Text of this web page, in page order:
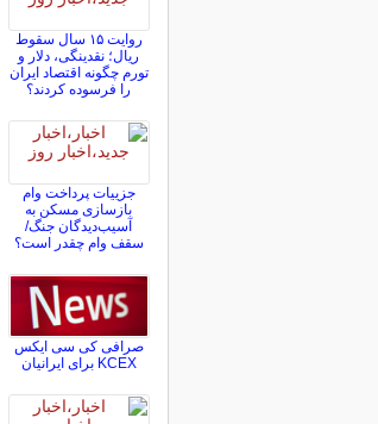
روایت ۱۵ سال سقوط
ریال؛ نقدینگی، دلار و
تورم چگونه اقتصاد ایران
را فرسوده کردند؟
جزییات پرداخت وام
بازسازی مسکن به
آسیب‌دیدگان جنگ/
سقف وام چقدر است؟
صرافی کی سی ایکس
KCEX برای ایرانیان